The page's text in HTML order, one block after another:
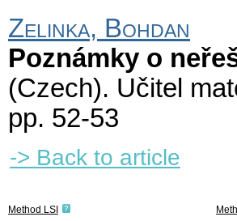
Zelinka, Bohdan
Poznámky o
(Czech). Učitel
pp. 52-53
-> Back to article
Method LSI